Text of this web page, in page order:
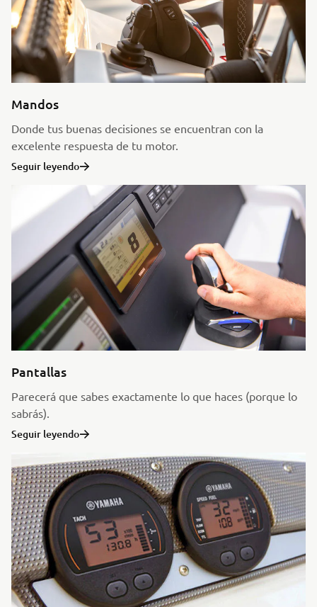
Mandos
Donde tus buenas decisiones se encuentran con la
excelente respuesta de tu motor.
Seguir leyendo
Pantallas
Parecerá que sabes exactamente lo que haces (porque lo
sabrás).
Seguir leyendo